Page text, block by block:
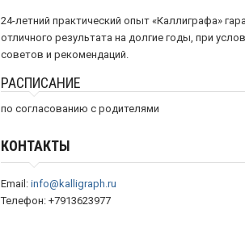
24-летний практический опыт «Каллиграфа»
отличного результата на долгие годы, при
советов и рекомендаций.
РАСПИСАНИЕ
по согласованию с родителями
КОНТАКТЫ
Email: info@kalligraph.ru
Телефон: +7913623977